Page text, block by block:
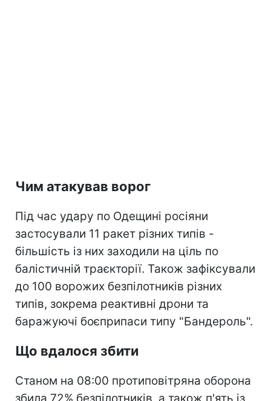
Чим атакував ворог
Під час удару по Одещині росіяни
застосували 11 ракет різних типів -
більшість із них заходили на ціль по
балістичній траєкторії. Також зафіксували
до 100 ворожих безпілотників різних
типів, зокрема реактивні дрони та
баражуючі боєприпаси типу "Бандероль".
Що вдалося збити
Станом на 08:00 протиповітряна оборона
збила 72% безпілотників, а також п'ять із